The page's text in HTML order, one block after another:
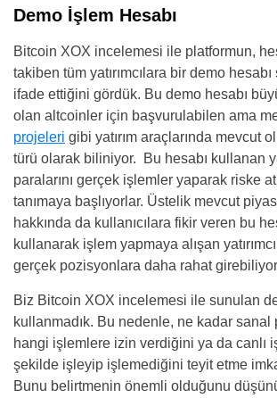
Demo İşlem Hesabı
Bitcoin XOX incelemesi ile platformun,
takiben tüm yatırımcılara bir demo
ifade ettiğini gördük. Bu demo hesabı
olan altcoinler için başvurulabilen ama
projeleri gibi yatırım araçlarında mevcut
türü olarak biliniyor. Bu hesabı kullanan
paralarını gerçek işlemler yaparak riske
tanımaya başlıyorlar. Üstelik mevcut
hakkında da kullanıcılara fikir veren bu
kullanarak işlem yapmaya alışan
gerçek pozisyonlara daha rahat
Biz Bitcoin XOX incelemesi ile sunulan
kullanmadık. Bu nedenle, ne kadar sanal
hangi işlemlere izin verdiğini ya da canlı
şekilde işleyip işlemediğini teyit etme
Bunu belirtmenin önemli olduğunu